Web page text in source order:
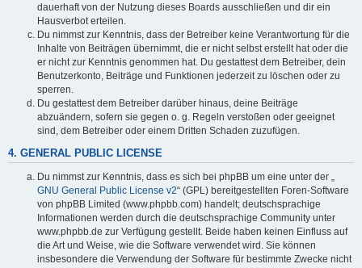
dauerhaft von der Nutzung dieses Boards ausschließen und dir ein
Hausverbot erteilen.
Du nimmst zur Kenntnis, dass der Betreiber keine Verantwortung für die
Inhalte von Beiträgen übernimmt, die er nicht selbst erstellt hat oder die
er nicht zur Kenntnis genommen hat. Du gestattest dem Betreiber, dein
Benutzerkonto, Beiträge und Funktionen jederzeit zu löschen oder zu
sperren.
Du gestattest dem Betreiber darüber hinaus, deine Beiträge
abzuändern, sofern sie gegen o. g. Regeln verstoßen oder geeignet
sind, dem Betreiber oder einem Dritten Schaden zuzufügen.
4. GENERAL PUBLIC LICENSE
Du nimmst zur Kenntnis, dass es sich bei phpBB um eine unter der „
GNU General Public License v2“ (GPL) bereitgestellten Foren-Software
von phpBB Limited (www.phpbb.com) handelt; deutschsprachige
Informationen werden durch die deutschsprachige Community unter
www.phpbb.de zur Verfügung gestellt. Beide haben keinen Einfluss auf
die Art und Weise, wie die Software verwendet wird. Sie können
insbesondere die Verwendung der Software für bestimmte Zwecke nicht